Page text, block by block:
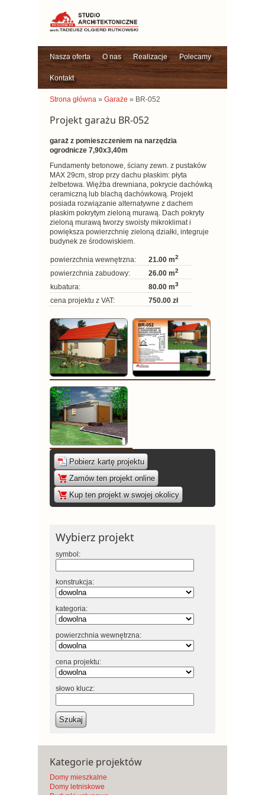
Nasza oferta O nas Realizacje Polecamy
Kontakt
Strona główna » Garaże » BR-052
Projekt garażu BR-052
garaż z pomieszczeniem na narzędzia
ogrodnicze 7,90x3,40m
Fundamenty betonowe, ściany zewn. z pustaków
MAX 29cm, strop przy dachu płaskim: płyta
żelbetowa. Więźba drewniana, pokrycie dachówką
ceramiczną lub blachą dachówkową. Projekt
posiada rozwiązanie alternatywne z dachem
płaskim pokrytym zieloną murawą. Dach pokryty
zieloną murawą tworzy swoisty mikroklimat i
powiększa powierzchnię zieloną działki, integruje
budynek ze środowiskiem.
powierzchnia wewnętrzna: 21.00 m2
powierzchnia zabudowy: 26.00 m2
kubatura: 80.00 m3
cena projektu z VAT: 750.00 zł
Pobierz kartę projektu
Zamów ten projekt online
Kup ten projekt w swojej okolicy
Wybierz projekt
symbol:
konstrukcja:
kategoria:
powierzchnia wewnętrzna:
cena projektu:
słowo klucz:
Szukaj
Kategorie projektów
Domy mieszkalne
Domy letniskowe